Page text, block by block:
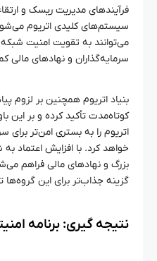
فرآیندهای مدیریت ریسک و
سیستم‌های کلیدی اتریوم
می‌توانند به تقویت امنیت
سرمایه‌گذاران و نهادهای مالی
بنیاد اتریوم همچنین بر لزوم
کوتاه‌مدت تأکید کرده و بر این
اتریوم را به بستری امن‌تر برای
خواهد کرد. با افزایش اعتماد
بزرگ و نهادهای مالی فراهم
گزینه جذاب‌تر برای این گروه‌ها
نتیجه گیری: برنامه